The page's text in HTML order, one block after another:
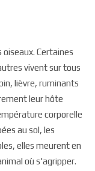
Certaines
vivent sur tous
lièvre, ruminants
leur hôte
corporelle
au sol, les
elles meurent en
où s'agripper.